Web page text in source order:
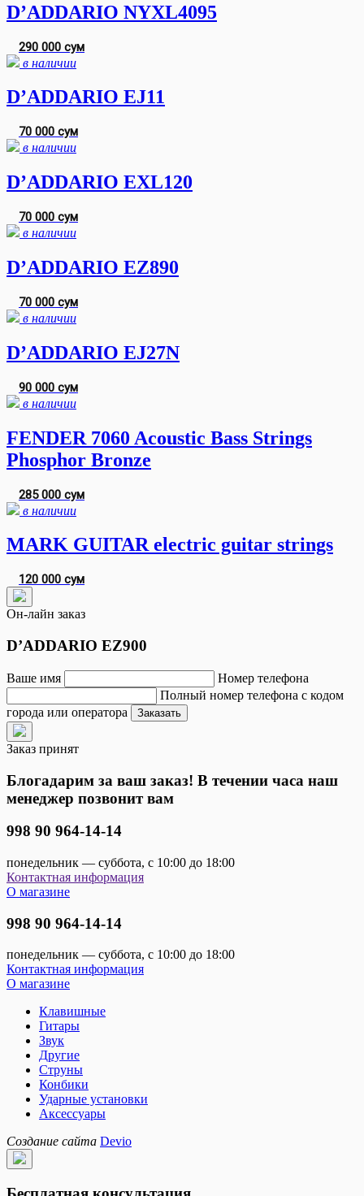
D’ADDARIO NYXL4095
290 000 сум
в наличии
D’ADDARIO EJ11
70 000 сум
в наличии
D’ADDARIO EXL120
70 000 сум
в наличии
D’ADDARIO EZ890
70 000 сум
в наличии
D’ADDARIO EJ27N
90 000 сум
в наличии
FENDER 7060 Acoustic Bass Strings
Phosphor Bronze
285 000 сум
в наличии
MARK GUITAR electric guitar strings
120 000 сум
Он-лайн заказ
D’ADDARIO EZ900
Ваше имя
Номер телефона
Полный номер телефона с кодом
города или оператора
Заказать
Заказ принят
Блогадарим за ваш заказ! В течении часа наш
менеджер позвонит вам
998 90 964-14-14
понедельник — суббота, с 10:00 до 18:00
Контактная информация
О магазине
998 90 964-14-14
понедельник — суббота, с 10:00 до 18:00
Контактная информация
О магазине
Клавишные
Гитары
Звук
Другие
Струны
Конбики
Ударные установки
Аксессуары
Создание сайта Devio